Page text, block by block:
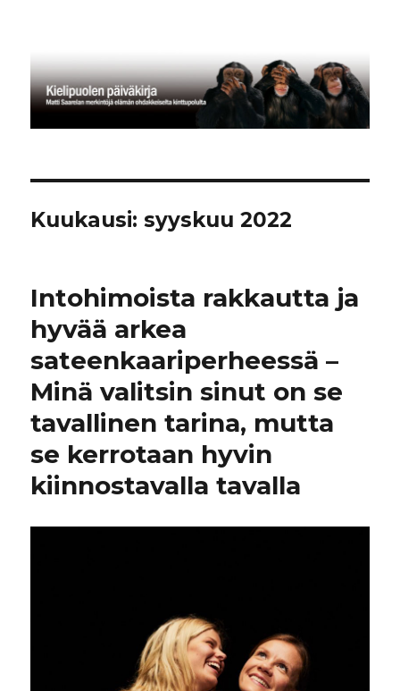
Kuukausi:syyskuu 2022
Intohimoista rakkautta ja
hyvää arkea
sateenkaariperheessä –
Minä valitsin sinut on se
tavallinen tarina, mutta
se kerrotaan hyvin
kiinnostavalla tavalla